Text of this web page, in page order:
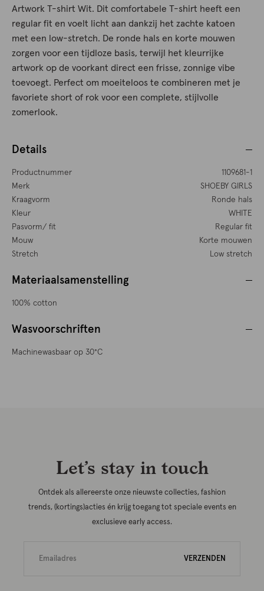
Artwork T-shirt Wit. Dit comfortabele T-shirt heeft een
regular fit en voelt licht aan dankzij het zachte katoen
met een low-stretch. De ronde hals en korte mouwen
zorgen voor een tijdloze basis, terwijl het kleurrijke
artwork op de voorkant direct een frisse, zonnige vibe
toevoegt. Perfect om moeiteloos te combineren met je
favoriete short of rok voor een complete, stijlvolle
zomerlook.
Details
Productnummer
1109681-1
Merk
SHOEBY GIRLS
Kraagvorm
Ronde hals
Kleur
WHITE
Pasvorm/ fit
Regular fit
Mouw
Korte mouwen
Stretch
Low stretch
Materiaalsamenstelling
100% cotton
Wasvoorschriften
Machinewasbaar op 30°C
Let’s stay in touch
Ontdek als allereerste onze nieuwste collecties, fashion
trends, (kortings)acties én krijg toegang tot speciale events en
exclusieve early access.
VERZENDEN